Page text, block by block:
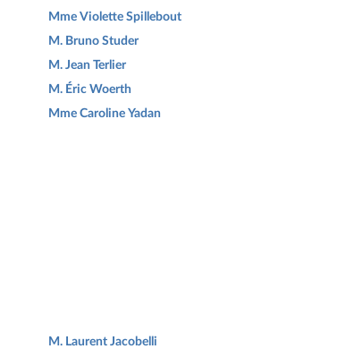
Mme Violette Spillebout
M. Bruno Studer
M. Jean Terlier
M. Éric Woerth
Mme Caroline Yadan
M. Laurent Jacobelli